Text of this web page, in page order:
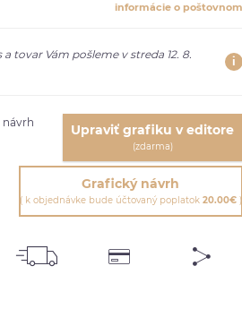
informácie o poštovnom
tovar Vám pošleme v streda 12. 8.
i
Upraviť grafiku v editore
(zdarma)
Grafický návrh
( k objednávke bude účtovaný poplatok 20.00€ )